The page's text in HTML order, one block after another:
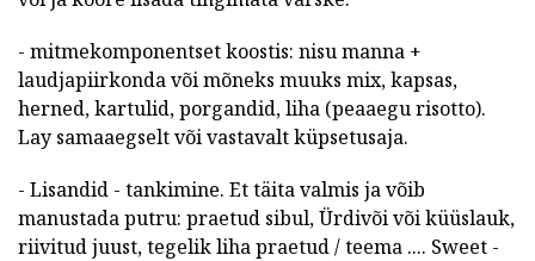
- mitmekomponentset koostis: nisu manna +
laudjapiirkonda või mõneks muuks mix, kapsas,
herned, kartulid, porgandid, liha (peaaegu risotto).
Lay samaaegselt või vastavalt küpsetusaja.
- Lisandid - tankimine. Et täita valmis ja võib
manustada putru: praetud sibul, Ürdivõi või küüslauk,
riivitud juust, tegelik liha praetud / teema .... Sweet -